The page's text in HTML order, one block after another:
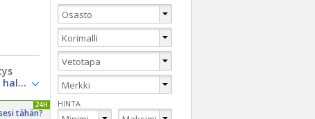
tähän?
24H HINTA